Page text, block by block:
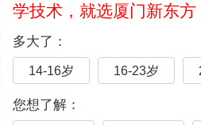
学技术，就选厦门新东方
多大了：
14-16岁 16-23岁
您想了解：